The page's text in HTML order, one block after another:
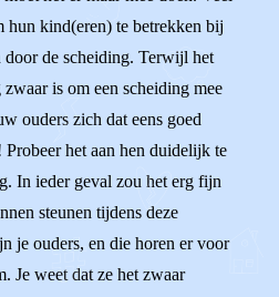
hun kind(eren) te betrekken bij
de scheiding. Terwijl het
is om een scheiding mee
ouders zich dat eens goed
Probeer het aan hen duidelijk te
In ieder geval zou het erg fijn
steunen tijdens deze
je ouders, en die horen er voor
Je weet dat ze het zwaar